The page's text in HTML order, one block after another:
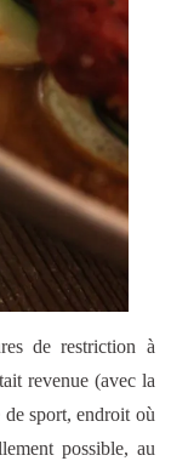
de restriction à
revenue (avec la
de sport, endroit où
possible, au